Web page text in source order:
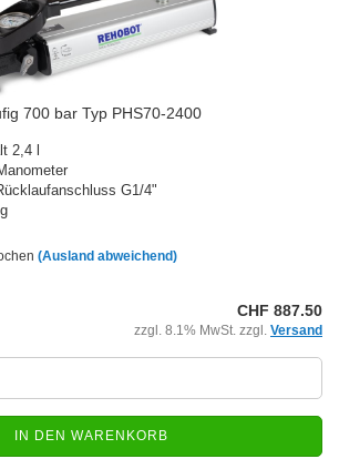
700 bar Typ PHS70-2400
2,4 l
G1/4"
(Ausland abweichend)
CHF 887.50
zzgl. 8.1% MwSt. zzgl. Versand
IN DEN WARENKORB